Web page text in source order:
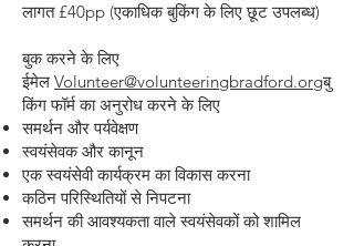
लागत £40pp (एकाधिक बुकिंग के लिए छूट उपलब्ध)
बुक करने के लिए
ईमेल Volunteer@volunteeringbradford.orgबु
किंग फॉर्म का अनुरोध करने के लिए
समर्थन और पर्यवेक्षण
स्वयंसेवक और कानून
एक स्वयंसेवी कार्यक्रम का विकास करना
कठिन परिस्थितियों से निपटना
समर्थन की आवश्यकता वाले स्वयंसेवकों को शामिल